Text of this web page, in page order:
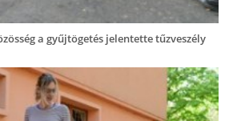
a gyűjtögetés jelentette tűzveszély